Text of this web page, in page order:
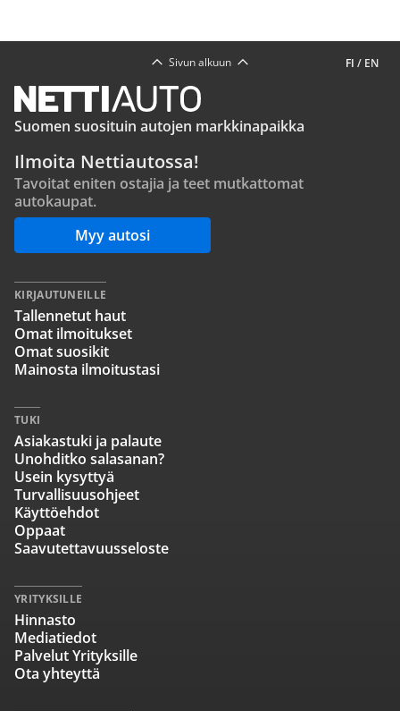
FI / EN
Sivun alkuun
Suomen suosituin autojen markkinapaikka
Ilmoita Nettiautossa!
Tavoitat eniten ostajia ja teet mutkattomat
autokaupat.
Myy autosi
KIRJAUTUNEILLE
Tallennetut haut
Omat ilmoitukset
Omat suosikit
Mainosta ilmoitustasi
TUKI
Asiakastuki ja palaute
Unohditko salasanan?
Usein kysyttyä
Turvallisuusohjeet
Käyttöehdot
Oppaat
Saavutettavuusseloste
YRITYKSILLE
Hinnasto
Mediatiedot
Palvelut Yrityksille
Ota yhteyttä